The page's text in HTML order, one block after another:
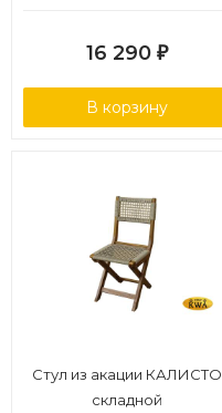
16 290 ₽
В корзину
Стул из акации КАЛИСТО
складной